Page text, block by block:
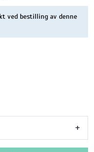
ved bestilling av denne
+